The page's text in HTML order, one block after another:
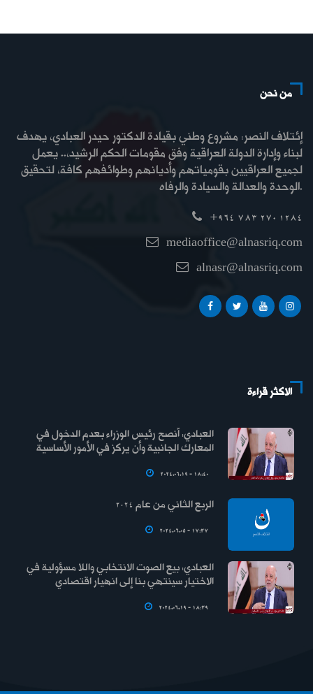
من نحن
إئتلاف النصر: مشروع وطني بقيادة الدكتور حيدر العبادي، يهدف
لبناء وإدارة الدولة العراقية وفق مقومات الحكم الرشيد،.. يعمل
لجميع العراقيين بقومياتهم وأديانهم وطوائفهم كافة، لتحقيق
الوحدة والعدالة والسيادة والرفاه.
+964 783 270 1284
mediaoffice@alnasriq.com
alnasr@alnasriq.com
الاكثر قراءة
العبادي: أنصح رئيس الوزراء بعدم الدخول في
المعارك الجانبية وأن يركز في الأمور الأساسية
2024.06.19 - 18:40
الربع الثاني من عام 2024
2024.06.05 - 17:37
العبادي: بيع الصوت الانتخابي واللا مسؤولية في
الاختيار سينتهي بنا إلى انهيار اقتصادي
2024.06.19 - 18:39